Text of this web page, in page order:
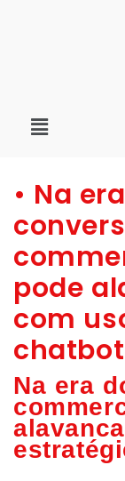
• Na
pode
com
Na era